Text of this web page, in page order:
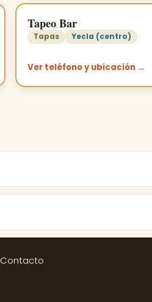
Tapeo Bar
Tapas Yecla (centro)
Ver teléfono y ubicación →
Contacto